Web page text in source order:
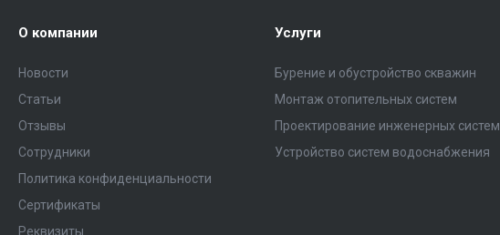
О компании
Новости
Статьи
Отзывы
Сотрудники
Политика конфиденциальности
Сертификаты
Реквизиты
Услуги
Бурение и обустройство скважин
Монтаж отопительных систем
Проектирование инженерных систем
Устройство систем водоснабжения